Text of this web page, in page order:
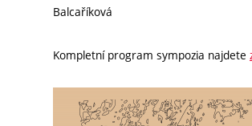
Balcaříková
Kompletní program sympozia najdete